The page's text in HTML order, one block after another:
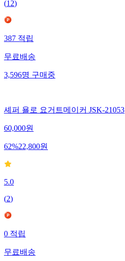
(12)
387적립
무료배송
3,596명구매중
셰퍼 욜로 요거트메이커 JSK-21053
60,000원
62%22,800원
5.0
(2)
0적립
무료배송